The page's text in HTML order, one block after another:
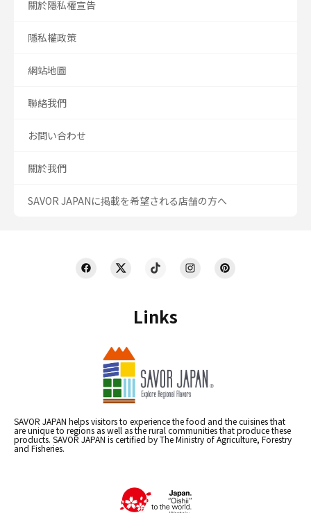
Links
SAVOR JAPAN helps visitors to experience the food and the cuisines that
are unique to regions as well as the rural communities that produce these
products. SAVOR JAPAN is certified by The Ministry of Agriculture, Forestry
and Fisheries.
關於隱私權宣告
隱私權政策
網站地圖
聯絡我們
お問い合わせ
關於我們
SAVOR JAPANに掲載を希望される店舗の方へ